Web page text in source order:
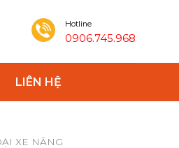
Hotline
0906.745.968
LIÊN HỆ
XE NÂNG